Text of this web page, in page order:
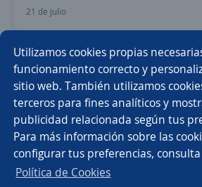
Utilizamos cookies propias
funcionamiento correcto y
sitio web. También utilizamos
terceros para fines analíticos y
publicidad relacionada según tus
Para más información sobre las
configurar tus preferencias,
Política de Cookies
21 de julio
Soporte Técnico Informático
conocimientos en SQL y
Importante empresa del sector
Santo Domingo de Guzmán,
16 de julio
Buscar es más fácil
CT App